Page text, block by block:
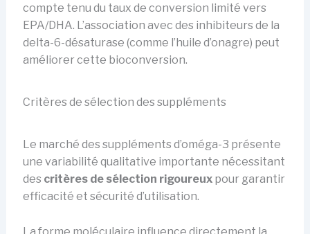
compte tenu du taux de conversion limité vers
EPA/DHA. L’association avec des inhibiteurs de la
delta-6-désaturase (comme l’huile d’onagre) peut
améliorer cette bioconversion.
Critères de sélection des suppléments
Le marché des suppléments d’oméga-3 présente
une variabilité qualitative importante nécessitant
des critères de sélection rigoureuxpour garantir
efficacité et sécurité d’utilisation.